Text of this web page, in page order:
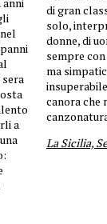
a
di gran
solo,
donne, di
sempre
ma
canora che
La Sicilia,